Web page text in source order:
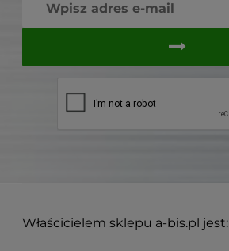
Właścicielem sklepu a-bis.pl jest: